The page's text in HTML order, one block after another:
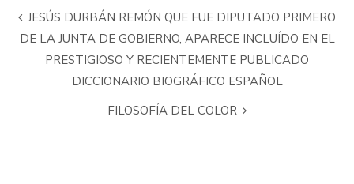
JESÚS DURBÁN REMÓN QUE FUE DIPUTADO PRIMERO
DE LA JUNTA DE GOBIERNO, APARECE INCLUÍDO EN EL
PRESTIGIOSO Y RECIENTEMENTE PUBLICADO
DICCIONARIO BIOGRÁFICO ESPAÑOL
FILOSOFÍA DEL COLOR